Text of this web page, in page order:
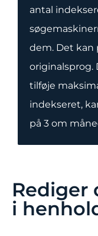
antal
dem. Det kan
originalsprog.
tilføje
indekseret,
på 3 om
Rediger
i